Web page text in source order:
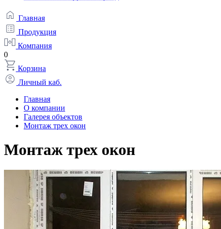
Главная
Продукция
Компания
0
Корзина
Личный каб.
Главная
О компании
Галерея объектов
Монтаж трех окон
Монтаж трех окон